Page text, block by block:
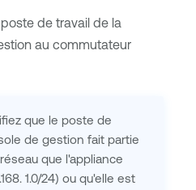
de travail de la
au commutateur
que le poste de
de gestion fait partie
que l'appliance
1.0/24) ou qu'elle est